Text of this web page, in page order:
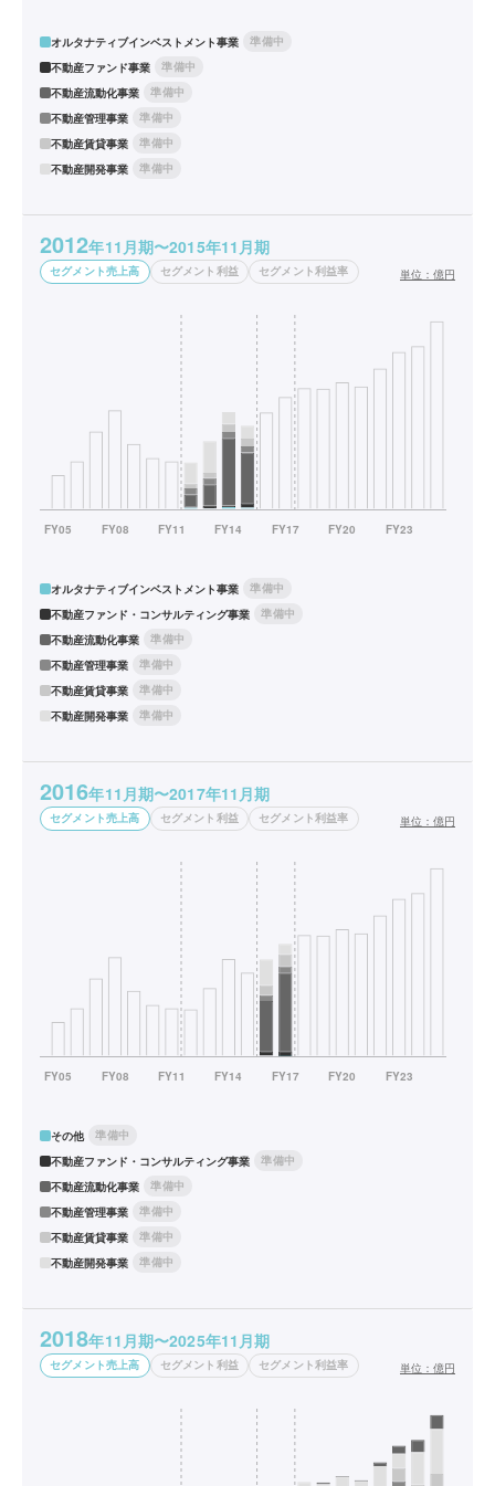
オルタナティブインベストメント事業
準備中
不動産ファンド事業
準備中
不動産流動化事業
準備中
不動産管理事業
準備中
不動産賃貸事業
準備中
不動産開発事業
準備中
2012年11月期〜2015年11月期
セグメント売上高 セグメント利益 セグメント利益率 単位： 億円
オルタナティブインベストメント事業
準備中
不動産ファンド・コンサルティング事業
準備中
不動産流動化事業
準備中
不動産管理事業
準備中
不動産賃貸事業
準備中
不動産開発事業
準備中
2016年11月期〜2017年11月期
セグメント売上高 セグメント利益 セグメント利益率 単位： 億円
その他
準備中
不動産ファンド・コンサルティング事業
準備中
不動産流動化事業
準備中
不動産管理事業
準備中
不動産賃貸事業
準備中
不動産開発事業
準備中
2018年11月期〜2025年11月期
セグメント売上高 セグメント利益 セグメント利益率 単位： 億円